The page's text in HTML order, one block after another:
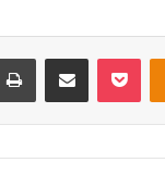
Odnoklassniki
‫Pocket مشاركة عبر البريد